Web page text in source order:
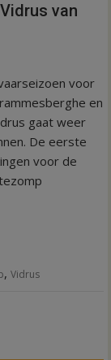
van
voor
en
gaat weer
De eerste
voor de
,Vidrus